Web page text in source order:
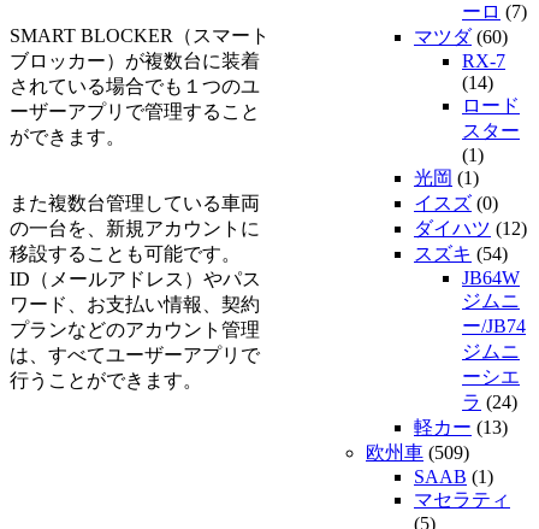
SMART BLOCKER（スマート
ブロッカー）が複数台に装着
されている場合でも１つのユ
ーザーアプリで管理すること
ができます。
また複数台管理している車両
の一台を、新規アカウントに
移設することも可能です。
ID（メールアドレス）やパス
ワード、お支払い情報、契約
プランなどのアカウント管理
は、すべてユーザーアプリで
行うことができます。
ーロ (7)
マツダ(60)
RX-7
(14)
ロード
スター
(1)
光岡 (1)
イスズ (0)
ダイハツ (12)
スズキ (54)
JB64W
ジムニ
ー/JB74
ジムニ
ーシエ
ラ (24)
軽カー (13)
欧州車 (509)
SAAB (1)
マセラティ
(5)